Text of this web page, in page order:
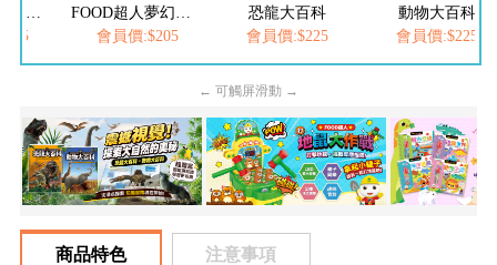
會員價:$205
恐龍大百科
會員價:$225
動物大百科
會員價:$225
← 可觸屏滑動 →
商品特色 注意事項